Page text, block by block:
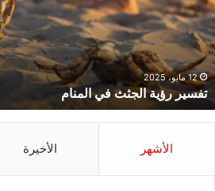
المنام
12 مايو، 2025
تفسير رؤية الجثث في المنام
الأشهر الأخيرة